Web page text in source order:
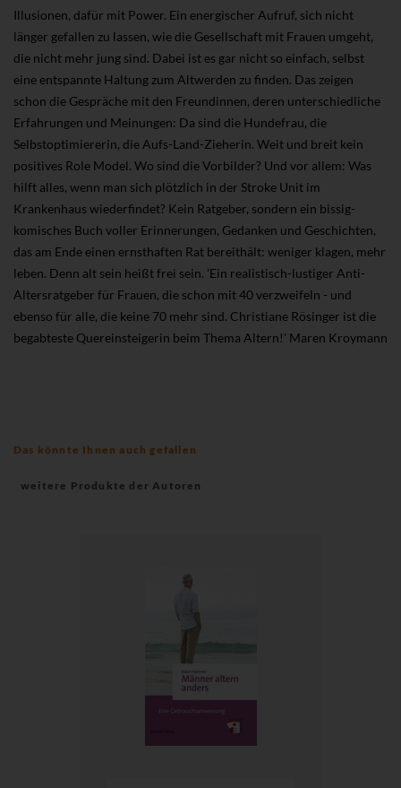
Illusionen, dafür mit Power. Ein energischer Aufruf, sich nicht
länger gefallen zu lassen, wie die Gesellschaft mit Frauen umgeht,
die nicht mehr jung sind. Dabei ist es gar nicht so einfach, selbst
eine entspannte Haltung zum Altwerden zu finden. Das zeigen
schon die Gespräche mit den Freundinnen, deren unterschiedliche
Erfahrungen und Meinungen: Da sind die Hundefrau, die
Selbstoptimiererin, die Aufs-Land-Zieherin. Weit und breit kein
positives Role Model. Wo sind die Vorbilder? Und vor allem: Was
hilft alles, wenn man sich plötzlich in der Stroke Unit im
Krankenhaus wiederfindet? Kein Ratgeber, sondern ein bissig-
komisches Buch voller Erinnerungen, Gedanken und Geschichten,
das am Ende einen ernsthaften Rat bereithält: weniger klagen, mehr
leben. Denn alt sein heißt frei sein. 'Ein realistisch-lustiger Anti-
Altersratgeber für Frauen, die schon mit 40 verzweifeln - und
ebenso für alle, die keine 70 mehr sind. Christiane Rösinger ist die
begabteste Quereinsteigerin beim Thema Altern!' Maren Kroymann
Das könnte Ihnen auch gefallen
weitere Produkte der Autoren